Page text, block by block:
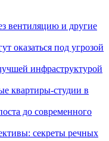
вентиляцию и другие
оказаться под угрозой
инфраструктурой
квартиры-студии в
до современного
секреты речных